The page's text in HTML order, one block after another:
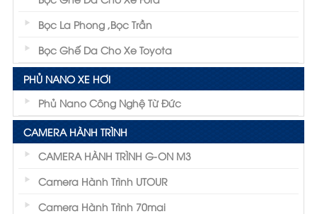
Bọc La Phong ,Bọc Trần
Bọc Ghế Da Cho Xe Toyota
PHỦ NANO XE HƠI
Phủ Nano Công Nghệ Từ Đức
CAMERA HÀNH TRÌNH
CAMERA HÀNH TRÌNH G-ON M3
Camera Hành Trình UTOUR
Camera Hành Trình 70mai